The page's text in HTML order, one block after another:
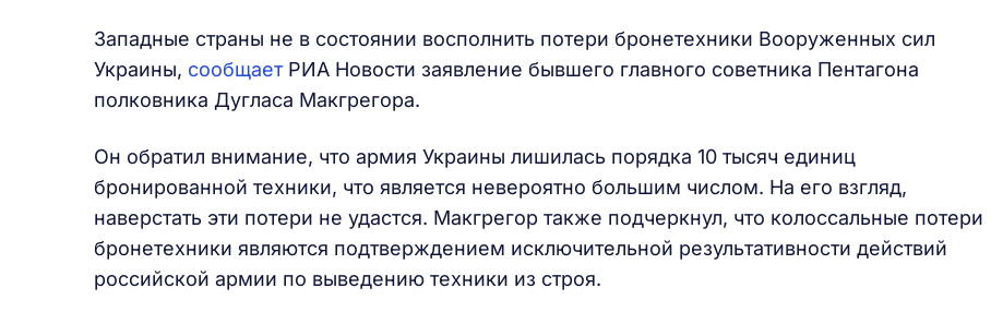
Западные страны не в состоянии восполнить потери бронетехники Вооруженных сил
Украины, сообщаетРИА Новости заявление бывшего главного советника Пентагона
полковника Дугласа Макгрегора.
Он обратил внимание, что армия Украины лишилась порядка 10 тысяч единиц
бронированной техники, что является невероятно большим числом. На его взгляд,
наверстать эти потери не удастся. Макгрегор также подчеркнул, что колоссальные потери
бронетехники являются подтверждением исключительной результативности действий
российской армии по выведению техники из строя.